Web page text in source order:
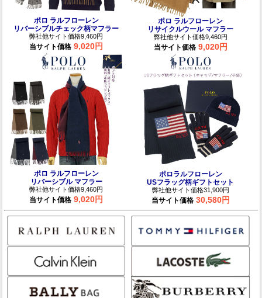
ポロ ラルフローレン
リバーシブルチェック柄マフラー
弊社他サイト価格9,460円
当サイト価格 9,020円
ポロ ラルフローレン
リサイクルウール マフラー
弊社他サイト価格9,460円
当サイト価格 9,020円
ポロ ラルフローレン
リバーシブル マフラー
弊社他サイト価格9,460円
当サイト価格 9,020円
ポロラルフローレン
USフラッグ柄ギフトセット
弊社他サイト価格31,900円
当サイト価格 30,580円